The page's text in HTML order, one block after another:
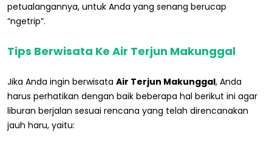
petualangannya, untuk Anda yang senang berucap
“ngetrip”.
Tips Berwisata Ke Air Terjun Makunggal
Jika Anda ingin berwisata Air Terjun Makunggal, Anda
harus perhatikan dengan baik beberapa hal berikut ini agar
liburan berjalan sesuai rencana yang telah direncanakan
jauh haru, yaitu: